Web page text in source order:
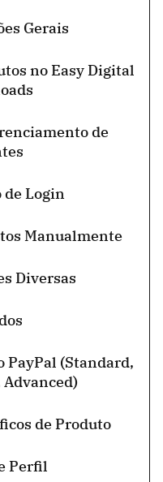
Gerais
no Easy Digital
de
Login
Manualmente
Diversas
PayPal (Standard,
de Produto
Perfil